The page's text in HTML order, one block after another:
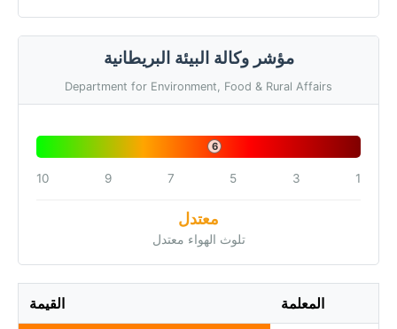
مؤشر وكالة البيئة البريطانية
Department for Environment, Food & Rural Affairs
6
1
3
5
7
9
10
معتدل
تلوث الهواء معتدل
المعلمة القيمة